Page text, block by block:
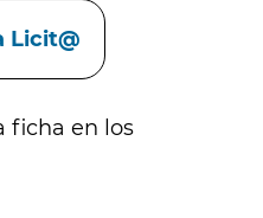
Licit@
ficha en los